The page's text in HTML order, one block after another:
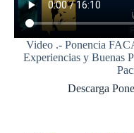
Video .- Ponencia
Experiencias y Buenas
Descarga